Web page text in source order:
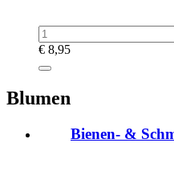
€ 8,95
Blumen
Bienen- &